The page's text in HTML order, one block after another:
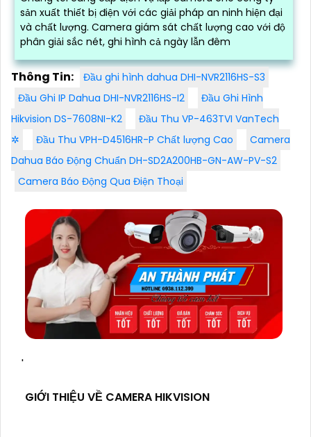
sản xuất thiết bị điện với các giải pháp an ninh hiện đại
và chất lượng. Camera giám sát chất lượng cao với độ
phân giải sắc nét, ghi hình cả ngày lẫn đêm
Thông Tin:
Đầu ghi hình dahua DHI-NVR2116HS-S3
Đầu Ghi IP Dahua DHI-NVR2116HS-I2
Đầu Ghi Hình
Hikvision DS-7608NI-K2
Đầu Thu VP-463TVI VanTech
✲
Đầu Thu VPH-D4516HR-P Chất lượng Cao
Camera
Dahua Báo Động Chuẩn DH-SD2A200HB-GN-AW-PV-S2
Camera Báo Động Qua Điện Thoại
'
GIỚI THIỆU VỀ CAMERA HIKVISION